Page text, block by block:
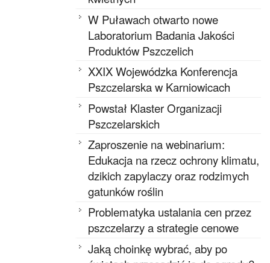
W Puławach otwarto nowe
Laboratorium Badania Jakości
Produktów Pszczelich
XXIX Wojewódzka Konferencja
Pszczelarska w Karniowicach
Powstał Klaster Organizacji
Pszczelarskich
Zaproszenie na webinarium:
Edukacja na rzecz ochrony klimatu,
dzikich zapylaczy oraz rodzimych
gatunków roślin
Problematyka ustalania cen przez
pszczelarzy a strategie cenowe
Jaką choinkę wybrać, aby po